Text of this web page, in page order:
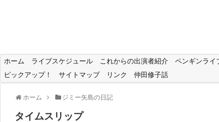
ホーム ライブスケジュール これからの出演者紹介
ペンギンライ
ピックアップ！
サイトマップ リンク 仲田修子話
ホーム ジミー矢島の日記
タイムスリップ